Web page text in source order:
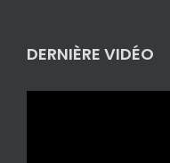
DERNIÈRE VIDÉO